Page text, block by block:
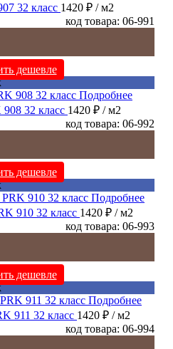
32 класс 1420 ₽ / м2
код товара: 06-991
дешевле
Подробнее
32 класс 1420 ₽ / м2
код товара: 06-992
дешевле
Подробнее
910 32 класс 1420 ₽ / м2
код товара: 06-993
дешевле
Подробнее
911 32 класс 1420 ₽ / м2
код товара: 06-994